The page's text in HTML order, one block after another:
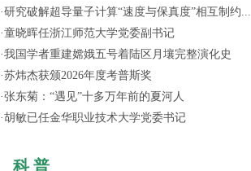
·研究破解超导量子计算“速度与保真度”相互制约...
·童晓晖任浙江师范大学党委副书记
·我国学者重建嫦娥五号着陆区月壤完整演化史
·苏炜杰获颁2026年度考普斯奖
·张东菊：“遇见”十多万年前的夏河人
·胡敏已任金华职业技术大学党委书记
科 普